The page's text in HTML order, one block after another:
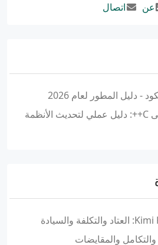
عن
اتصال
الانتقال من COBOL إلى C++: دليل عملي لتحديث الأنظمة